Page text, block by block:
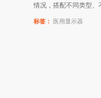
情况，搭配不同类型、
标签： 医用显示器